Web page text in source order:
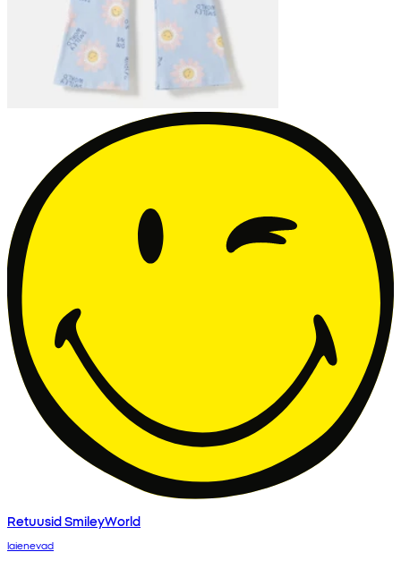
Retuusid SmileyWorld
laienevad